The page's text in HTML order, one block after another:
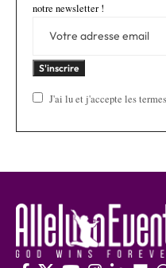
notre newsletter !
J'ai lu et j'accepte les